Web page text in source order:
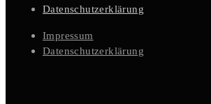
Datenschutzerklärung
Impressum
Datenschutzerklärung